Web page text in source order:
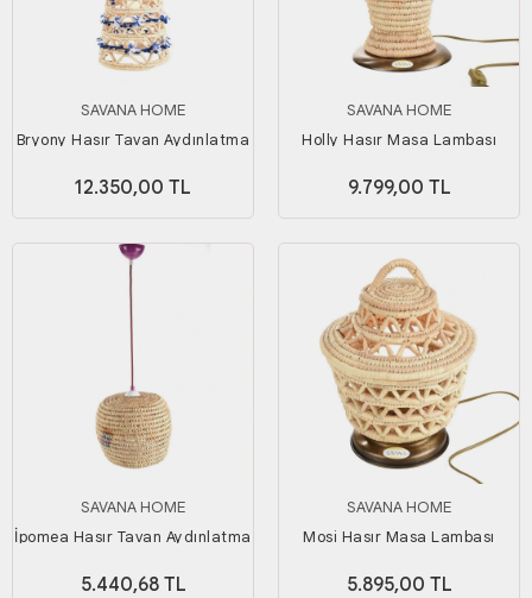
SAVANA HOME
Bryony Hasır Tavan Aydınlatma
12.350,00 TL
SAVANA HOME
Holly Hasır Masa Lambası
9.799,00 TL
SAVANA HOME
İpomea Hasır Tavan Aydınlatma
5.440,68 TL
SAVANA HOME
Mosi Hasır Masa Lambası
5.895,00 TL